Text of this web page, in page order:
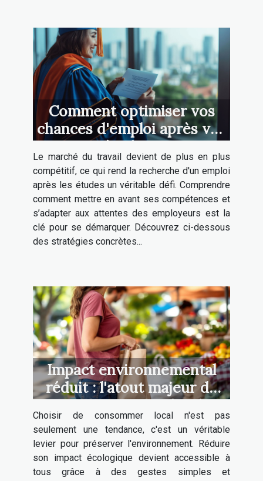
Comment optimiser vos
chances d'emploi après vos
études ?
Le marché du travail devient de plus en plus
compétitif, ce qui rend la recherche d'un emploi
après les études un véritable défi. Comprendre
comment mettre en avant ses compétences et
s’adapter aux attentes des employeurs est la
clé pour se démarquer. Découvrez ci-dessous
des stratégies concrètes...
Impact environnemental
réduit : l'atout majeur du
consommateur local
Choisir de consommer local n'est pas
seulement une tendance, c'est un véritable
levier pour préserver l'environnement. Réduire
son impact écologique devient accessible à
tous grâce à des gestes simples et